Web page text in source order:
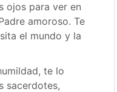
ojos para ver en
amoroso. Te
el mundo y la
te lo
sacerdotes,